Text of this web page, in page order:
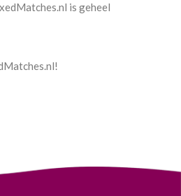
is geheel